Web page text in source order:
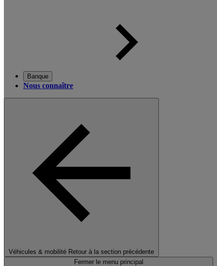
Banque
Nous connaître
Véhicules & mobilité Retour à la section précédente
Fermer le menu principal